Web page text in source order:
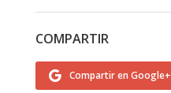
COMPARTIR
Compartir en Google+